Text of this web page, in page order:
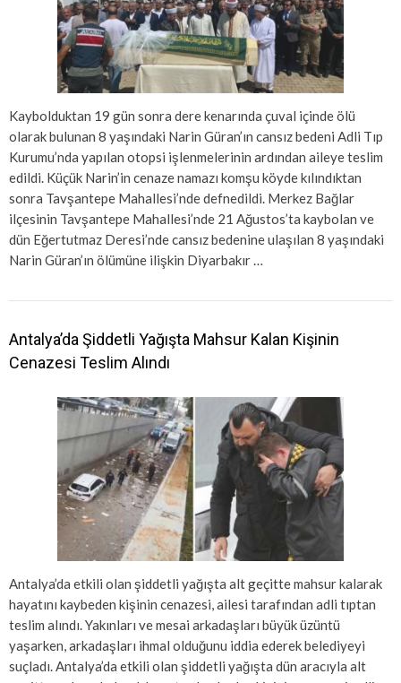
Kaybolduktan 19 gün sonra dere kenarında çuval içinde ölü
olarak bulunan 8 yaşındaki Narin Güran’ın cansız bedeni Adli Tıp
Kurumu’nda yapılan otopsi işlenmelerinin ardından aileye teslim
edildi. Küçük Narin’in cenaze namazı komşu köyde kılındıktan
sonra Tavşantepe Mahallesi’nde defnedildi. Merkez Bağlar
ilçesinin Tavşantepe Mahallesi’nde 21 Ağustos’ta kaybolan ve
dün Eğertutmaz Deresi’nde cansız bedenine ulaşılan 8 yaşındaki
Narin Güran’ın ölümüne ilişkin Diyarbakır …
Antalya’da Şiddetli Yağışta Mahsur Kalan Kişinin
Cenazesi Teslim Alındı
Antalya’da etkili olan şiddetli yağışta alt geçitte mahsur kalarak
hayatını kaybeden kişinin cenazesi, ailesi tarafından adli tıptan
teslim alındı. Yakınları ve mesai arkadaşları büyük üzüntü
yaşarken, arkadaşları ihmal olduğunu iddia ederek belediyeyi
suçladı. Antalya’da etkili olan şiddetli yağışta dün aracıyla alt